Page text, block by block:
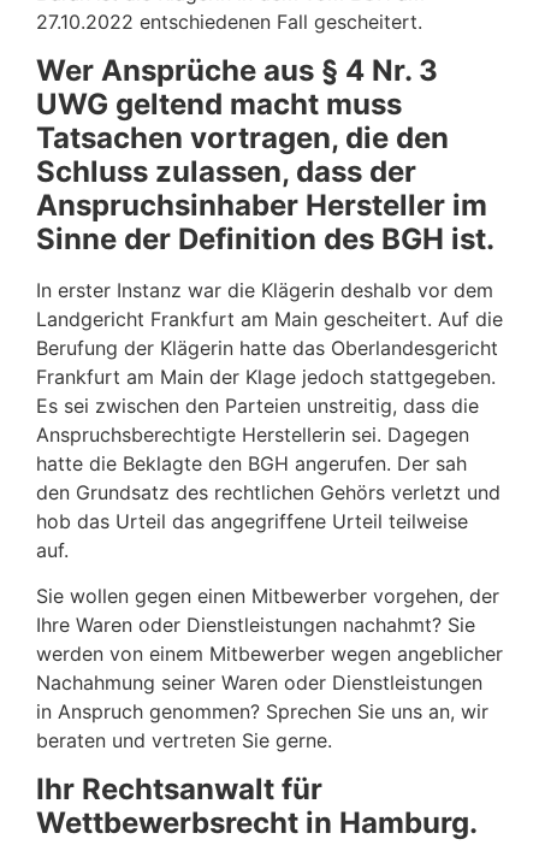
27.10.2022 entschiedenen Fall gescheitert.
Wer Ansprüche aus § 4 Nr. 3
UWG geltend macht muss
Tatsachen vortragen, die den
Schluss zulassen, dass der
Anspruchsinhaber Hersteller im
Sinne der Definition des BGH ist.
In erster Instanz war die Klägerin deshalb vor dem
Landgericht Frankfurt am Main gescheitert. Auf die
Berufung der Klägerin hatte das Oberlandesgericht
Frankfurt am Main der Klage jedoch stattgegeben.
Es sei zwischen den Parteien unstreitig, dass die
Anspruchsberechtigte Herstellerin sei. Dagegen
hatte die Beklagte den BGH angerufen. Der sah
den Grundsatz des rechtlichen Gehörs verletzt und
hob das Urteil das angegriffene Urteil teilweise
auf.
Sie wollen gegen einen Mitbewerber vorgehen, der
Ihre Waren oder Dienstleistungen nachahmt? Sie
werden von einem Mitbewerber wegen angeblicher
Nachahmung seiner Waren oder Dienstleistungen
in Anspruch genommen? Sprechen Sie uns an, wir
beraten und vertreten Sie gerne.
Ihr Rechtsanwalt für
Wettbewerbsrecht in Hamburg.